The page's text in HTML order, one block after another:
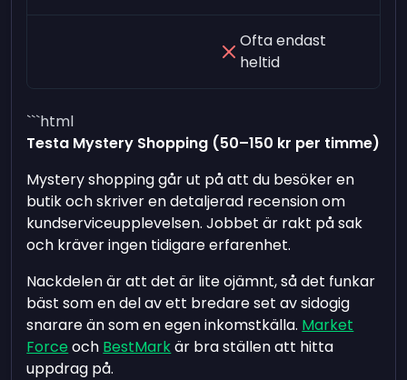
Ofta endast
heltid
```html
Testa Mystery Shopping (50–150 kr per timme)
Mystery shopping går ut på att du besöker en
butik och skriver en detaljerad recension om
kundserviceupplevelsen. Jobbet är rakt på sak
och kräver ingen tidigare erfarenhet.
Nackdelen är att det är lite ojämnt, så det funkar
bäst som en del av ett bredare set av sidogig
snarare än som en egen inkomstkälla. Market
Force och BestMarkär bra ställen att hitta
uppdrag på.